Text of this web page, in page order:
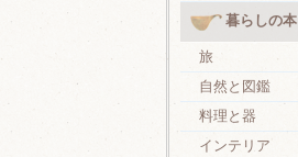
暮らしの本
旅
自然と図鑑
料理と器
インテリア